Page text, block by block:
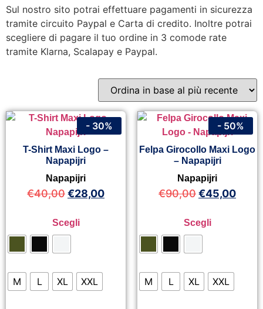
Sul nostro sito potrai effettuare pagamenti in sicurezza
tramite circuito Paypal e Carta di credito. Inoltre potrai
scegliere di pagare il tuo ordine in 3 comode rate
tramite Klarna, Scalapay e Paypal.
T-Shirt Maxi Logo –
Napapijri
Napapijri
€40,00€28,00
Scegli
M L XL XXL
- 30%
Felpa Girocollo Maxi Logo
– Napapijri
Napapijri
€90,00€45,00
Scegli
M L XL XXL
- 50%